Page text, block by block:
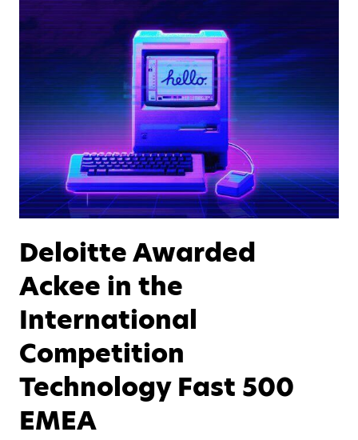
Deloitte Awarded
Ackee in the
International
Competition
Technology Fast 500
EMEA